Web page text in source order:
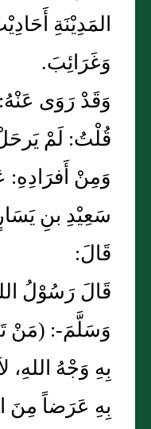
المَدِيْنَةِ
وَغَرَائِبَ.
وَقَدْ رَوَى
قُلْتُ: لَمْ
وَمِنْ
سَعِيْدِ بنِ
قَالَ:
قَالَ رَسُوْلُ
وَسَلَّمَ-: (مَنْ
بِهِ وَجْهُ اللهِ،
بِهِ عَرَضاً مِنَ